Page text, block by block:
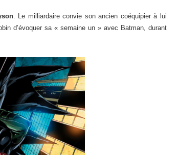
. Le milliardaire convie son ancien coéquipier à lui
d’évoquer sa « semaine un » avec Batman, durant